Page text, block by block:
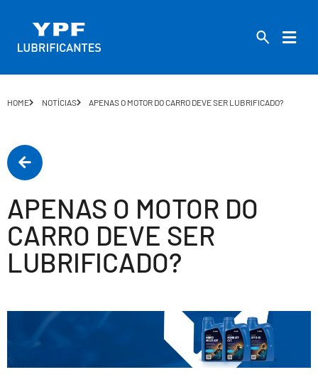
HOME NOTÍCIAS APENAS O MOTOR DO CARRO DEVE SER LUBRIFICADO?
APENAS O MOTOR DO
CARRO DEVE SER
LUBRIFICADO?